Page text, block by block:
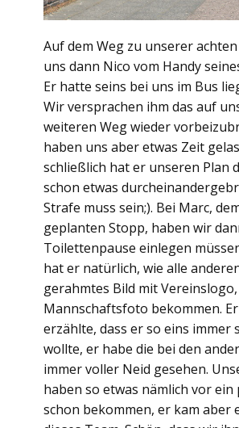
Auf dem Weg zu unserer
uns dann Nico vom Handy
Er hatte seins bei uns im Bus
Wir versprachen ihm das auf
weiteren Weg wieder
haben uns aber etwas Zeit
schließlich hat er unseren Plan
schon etwas
Strafe muss sein;). Bei Marc,
geplanten Stopp, haben wir
Toilettenpause einlegen
hat er natürlich, wie alle
gerahmtes Bild mit
Mannschaftsfoto bekommen.
erzählte, dass er so eins immer
wollte, er habe die bei den
immer voller Neid gesehen.
haben so etwas nämlich vor ein
schon bekommen, er kam aber